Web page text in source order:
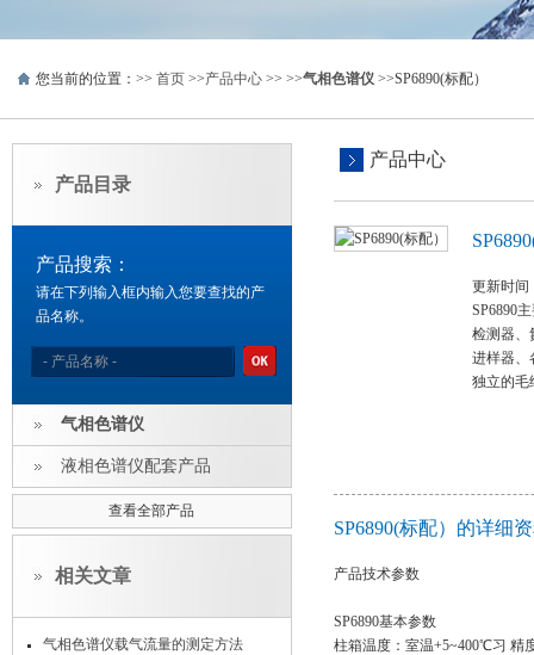
您当前的位置：>> 首页 >>产品中心 >> >>气相色谱仪 >>SP6890(标配）
产品目录
产品搜索：
请在下列输入框内输入您要查找的产
品名称。
气相色谱仪
液相色谱仪配套产品
查看全部产品
相关文章
气相色谱仪载气流量的测定方法
产品中心
更新时间
SP6890
检测器、
进样器、
独立的毛
SP6890(标配）的详细
产品技术参数
SP6890基本参数
柱箱温度：室温+5~400℃习 精